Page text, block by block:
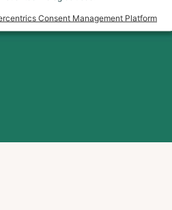
Consent Management Platform